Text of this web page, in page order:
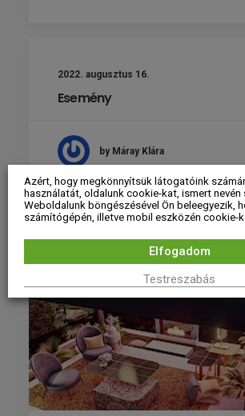
2022. augusztus 16.
Esemény
by Máray Klára
Azért, hogy megkönnyítsük látogatóink
használatát, oldalunk cookie-kat, ismert nevén
Weboldalunk böngészésével Ön beleegyezik,
számítógépén, illetve mobil eszközén cookie-
Testreszabás
Elfogadom